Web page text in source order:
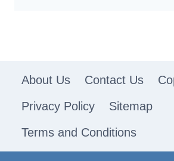
About Us Contact Us
Privacy Policy
Sitemap
Terms and Conditions